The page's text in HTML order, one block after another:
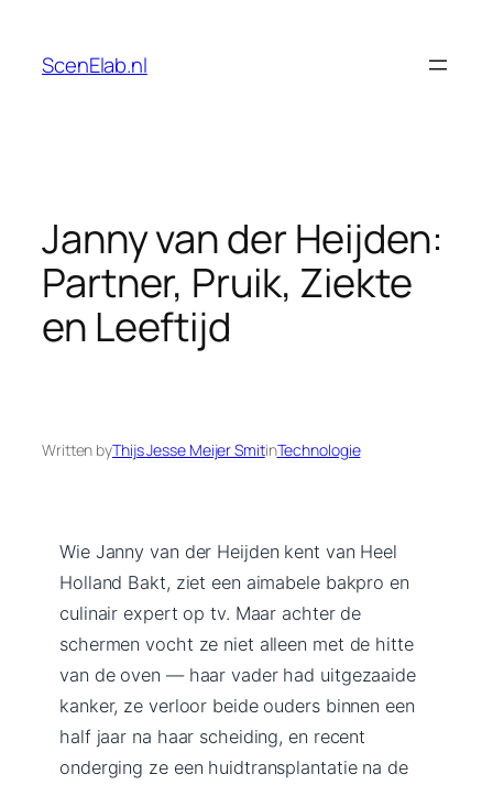
content
ScenElab.nl
Janny van der Heijden:
Partner, Pruik, Ziekte
en Leeftijd
Written byThijs Jesse Meijer SmitinTechnologie
Wie Janny van der Heijden kent van Heel
Holland Bakt, ziet een aimabele bakpro en
culinair expert op tv. Maar achter de
schermen vocht ze niet alleen met de hitte
van de oven — haar vader had uitgezaaide
kanker, ze verloor beide ouders binnen een
half jaar na haar scheiding, en recent
onderging ze een huidtransplantatie na de